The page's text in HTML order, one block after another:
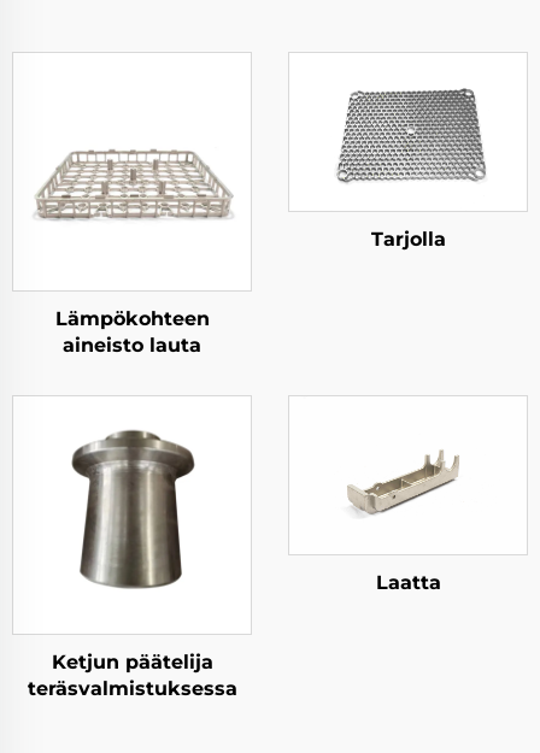
Lämpökohteen
aineisto lauta
Tarjolla
Ketjun päätelija
teräsvalmistuksessa
Laatta